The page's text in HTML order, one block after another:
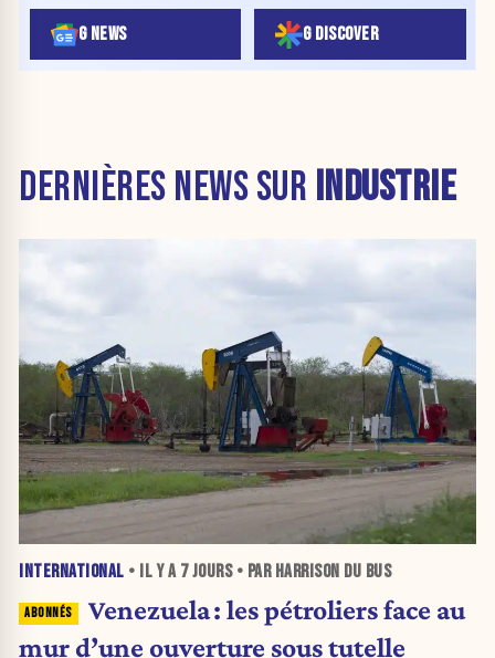
G NEWS G DISCOVER
DERNIÈRES NEWS SUR INDUSTRIE
INTERNATIONAL • IL Y A 7 JOURS• PAR HARRISON DU BUS
Venezuela : les pétroliers face au
mur d’une ouverture sous tutelle